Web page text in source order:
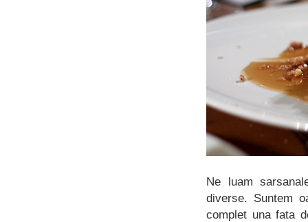
Ne luam
diverse. Suntem
complet una fata